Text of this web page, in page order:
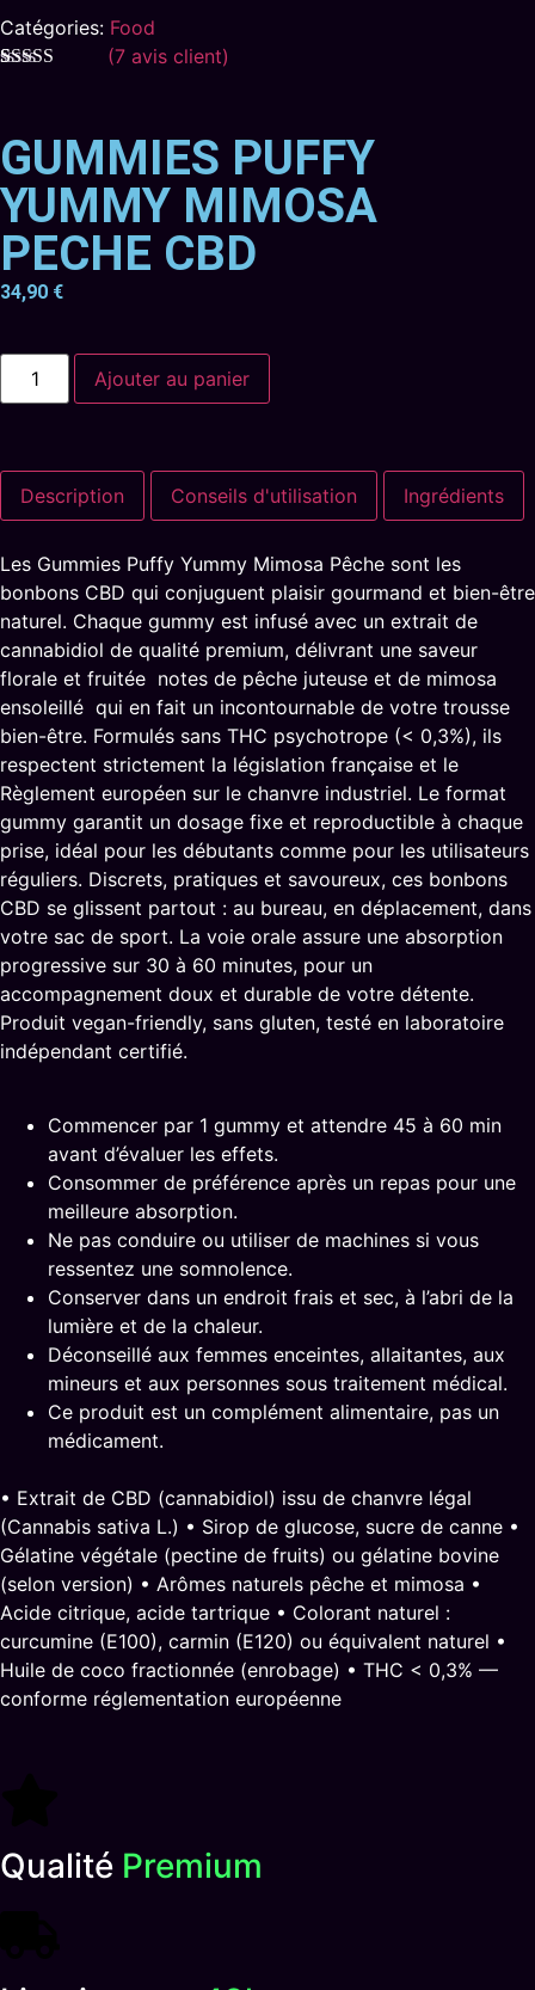
Catégories: Food
notations
client
(7 avis client)
GUMMIES PUFFY
YUMMY MIMOSA
PECHE CBD
34,90 €
Ajouter au panier
Description Conseils d'utilisation Ingrédients
Les Gummies Puffy Yummy Mimosa Pêche sont les
bonbons CBD qui conjuguent plaisir gourmand et bien-être
naturel. Chaque gummy est infusé avec un extrait de
cannabidiol de qualité premium, délivrant une saveur
florale et fruitée notes de pêche juteuse et de mimosa
ensoleillé qui en fait un incontournable de votre trousse
bien-être. Formulés sans THC psychotrope (< 0,3%), ils
respectent strictement la législation française et le
Règlement européen sur le chanvre industriel. Le format
gummy garantit un dosage fixe et reproductible à chaque
prise, idéal pour les débutants comme pour les utilisateurs
réguliers. Discrets, pratiques et savoureux, ces bonbons
CBD se glissent partout : au bureau, en déplacement, dans
votre sac de sport. La voie orale assure une absorption
progressive sur 30 à 60 minutes, pour un
accompagnement doux et durable de votre détente.
Produit vegan-friendly, sans gluten, testé en laboratoire
indépendant certifié.
Commencer par 1 gummy et attendre 45 à 60 min
avant d’évaluer les effets.
Consommer de préférence après un repas pour une
meilleure absorption.
Ne pas conduire ou utiliser de machines si vous
ressentez une somnolence.
Conserver dans un endroit frais et sec, à l’abri de la
lumière et de la chaleur.
Déconseillé aux femmes enceintes, allaitantes, aux
mineurs et aux personnes sous traitement médical.
Ce produit est un complément alimentaire, pas un
médicament.
• Extrait de CBD (cannabidiol) issu de chanvre légal
(Cannabis sativa L.) • Sirop de glucose, sucre de canne •
Gélatine végétale (pectine de fruits) ou gélatine bovine
(selon version) • Arômes naturels pêche et mimosa •
Acide citrique, acide tartrique • Colorant naturel :
curcumine (E100), carmin (E120) ou équivalent naturel •
Huile de coco fractionnée (enrobage) • THC < 0,3% —
conforme réglementation européenne
Qualité Premium